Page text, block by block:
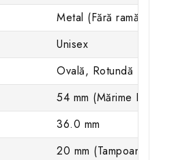
Metal (Fără ramă)
Unisex
Ovală, Rotundă
54 mm (Mărime L /
36.0 mm
20 mm (Tampoane